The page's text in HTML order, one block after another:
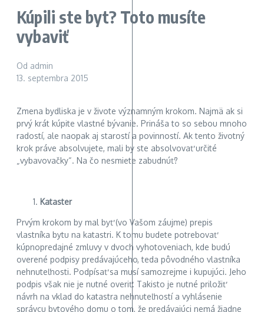
Kúpili ste byt? Toto musíte
vybaviť
Od admin
13. septembra 2015
Zmena bydliska je v živote významným krokom. Najmä ak si
prvý krát kúpite vlastné bývanie. Prináša to so sebou mnoho
radostí, ale naopak aj starostí a povinností. Ak tento životný
krok práve absolvujete, mali by ste absolvovať určité
„vybavovačky“. Na čo nesmiete zabudnúť?
Kataster
Prvým krokom by mal byť (vo Vašom záujme) prepis
vlastníka bytu na katastri. K tomu budete potrebovať
kúpnopredajné zmluvy v dvoch vyhotoveniach, kde budú
overené podpisy predávajúceho, teda pôvodného vlastníka
nehnuteľnosti. Podpísať sa musí samozrejme i kupujúci. Jeho
podpis však nie je nutné overiť. Takisto je nutné priložiť
návrh na vklad do katastra nehnuteľností a vyhlásenie
správcu bytového domu o tom, že predávajúci nemá žiadne